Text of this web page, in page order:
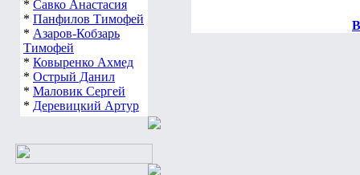
* Савко Анастасия
* Панфилов Тимофей
* Азаров-Кобзарь
Тимофей
* Ковыренко Ахмед
* Острый Данил
* Маловик Сергей
* Деревицкий Артур